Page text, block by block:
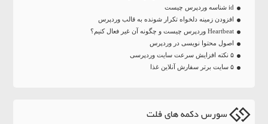
id شناسه وردپرس چیست
افزودن زمینه دلخواه تکرار شونده به قالب وردپرس
Heartbeat وردپرس چیست و چگونه آن غیر فعال کنیم؟
اصول محتوا نویسی در وردپرس
۵ نکته افزایش سرعت سایت وردپرسی
۵ سایت برتر سفارش آنلاین غذا
سورس دکمه های فلت